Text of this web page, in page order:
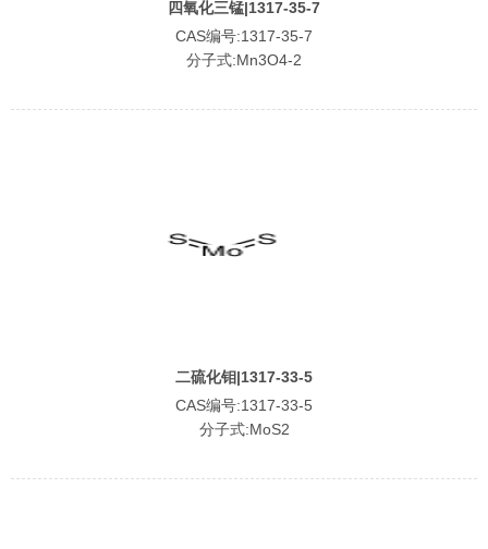
四氧化三锰|1317-35-7
CAS编号:1317-35-7
分子式:Mn3O4-2
二硫化钼|1317-33-5
CAS编号:1317-33-5
分子式:MoS2